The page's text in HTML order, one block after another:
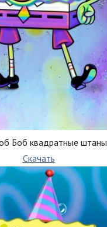
Боб квадратные штаны
Скачать